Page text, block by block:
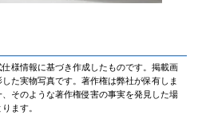
様情報に基づき作成したものです。掲載画
た実物写真です。著作権は弊社が保有しま
そのような著作権侵害の事実を発見した場
ます。